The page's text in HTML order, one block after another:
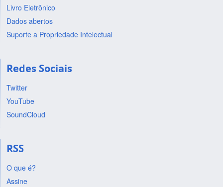
Livro Eletrônico
Dados abertos
Suporte a Propriedade Intelectual
Redes Sociais
Twitter
YouTube
SoundCloud
RSS
O que é?
Assine